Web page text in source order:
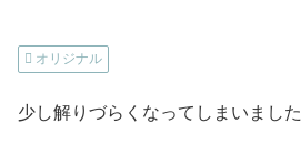
オリジナル
少し解りづらくなってしまいました